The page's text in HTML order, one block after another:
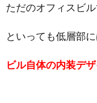
ただのオフィスビル
といっても低層部
ビル自体の内装デ